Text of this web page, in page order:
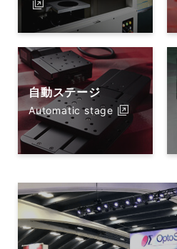
自動ステージ
Automatic stage